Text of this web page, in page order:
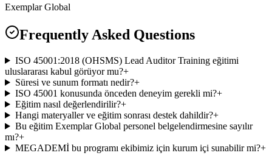
Exemplar Global
Frequently Asked Questions
ISO 45001:2018 (OHSMS) Lead Auditor Training eğitimi
uluslararası kabul görüyor mu?+
Süresi ve sunum formatı nedir?+
ISO 45001 konusunda önceden deneyim gerekli mi?+
Eğitim nasıl değerlendirilir?+
Hangi materyaller ve eğitim sonrası destek dahildir?+
Bu eğitim Exemplar Global personel belgelendirmesine sayılır
mı?+
MEGADEMİ bu programı ekibimiz için kurum içi sunabilir mi?+